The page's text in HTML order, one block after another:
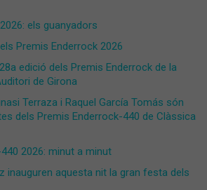
els guanyadors
Premis Enderrock 2026
edició dels Premis Enderrock de la
de Girona
Terraza i Raquel García Tomás són
dels Premis Enderrock-440 de Clàssica
2026: minut a minut
inauguren aquesta nit la gran festa dels